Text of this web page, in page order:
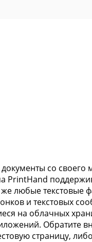
со своего
PrintHand
же любые текстовые
и текстовых
на облачных
Обратите
страницу,